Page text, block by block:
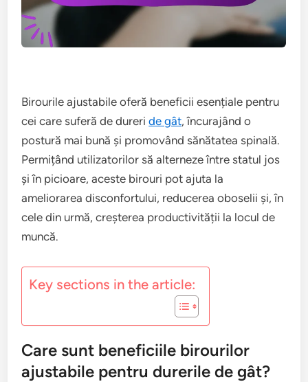
Birourile ajustabile oferă beneficii esențiale pentru
cei care suferă de dureride gât, încurajând o
postură mai bună și promovând sănătatea spinală.
Permițând utilizatorilor să alterneze între statul jos
și în picioare, aceste birouri pot ajuta la
ameliorarea disconfortului, reducerea oboselii și, în
cele din urmă, creșterea productivității la locul de
muncă.
Key sections in the article:
Care sunt beneficiile birourilor
ajustabile pentru durerile de gât?